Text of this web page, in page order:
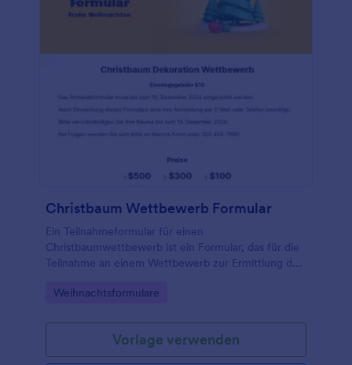
Integrationen von Jotform automatisch tun.
Christbaum Wettbewerb Formular
Ein Teilnahmeformular für einen
Christbaumwettbewerb ist ein Formular, das für die
Teilnahme an einem Wettbewerb zur Ermittlung des
ein kostenloses Online-Formular für
jährlichen Christbaumwettbewerb zu sammeln!
Passen Sie die Fragen an die von Ihnen festgelegten
Kriterien an, fügen Sie dem Formular Ihr Logo hinzu,
Go to Category:
Weihnachtsformulare
Vorlage verwenden